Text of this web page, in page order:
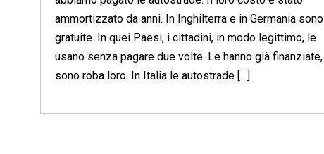
ammortizzato da anni. In Inghilterra e in Germania sono
gratuite. In quei Paesi, i cittadini, in modo legittimo, le
usano senza pagare due volte. Le hanno già finanziate,
sono roba loro. In Italia le autostrade […]